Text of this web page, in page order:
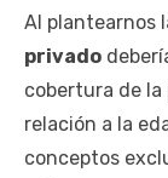
Al plantearnos
privado
cobertura de la
relación a la
conceptos